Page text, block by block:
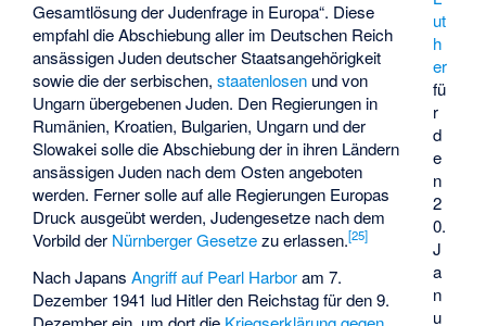
ut
h
er
fü
r
d
e
n
2
0.
J
a
n
u
Gesamtlösung der Judenfrage in Europa“. Diese
empfahl die Abschiebung aller im Deutschen Reich
ansässigen Juden deutscher Staatsangehörigkeit
sowie die der serbischen,staatenlosen und von
Ungarn übergebenen Juden. Den Regierungen in
Rumänien, Kroatien, Bulgarien, Ungarn und der
Slowakei solle die Abschiebung der in ihren Ländern
ansässigen Juden nach dem Osten angeboten
werden. Ferner solle auf alle Regierungen Europas
Druck ausgeübt werden, Judengesetze nach dem
Vorbild der Nürnberger Gesetzezu erlassen.[25]
Nach JapansAngriff auf Pearl Harboram 7.
Dezember 1941 lud Hitler den Reichstag für den 9.